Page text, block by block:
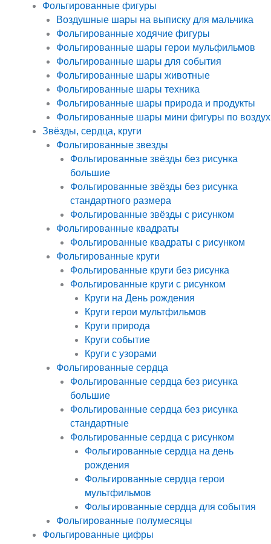
Фольгированные фигуры
Воздушные шары на выписку для мальчика
Фольгированные ходячие фигуры
Фольгированные шары герои мульфильмов
Фольгированные шары для события
Фольгированные шары животные
Фольгированные шары техника
Фольгированные шары природа и продукты
Фольгированные шары мини фигуры по воздух
Звёзды, сердца, круги
Фольгированные звезды
Фольгированные звёзды без рисунка
большие
Фольгированные звёзды без рисунка
стандартного размера
Фольгированные звёзды с рисунком
Фольгированные квадраты
Фольгированные квадраты с рисунком
Фольгированные круги
Фольгированные круги без рисунка
Фольгированные круги с рисунком
Круги на День рождения
Круги герои мультфильмов
Круги природа
Круги событие
Круги с узорами
Фольгированные сердца
Фольгированные сердца без рисунка
большие
Фольгированные сердца без рисунка
стандартные
Фольгированные сердца с рисунком
Фольгированные сердца на день
рождения
Фольгированные сердца герои
мультфильмов
Фольгированные сердца для события
Фольгированные полумесяцы
Фольгированные цифры